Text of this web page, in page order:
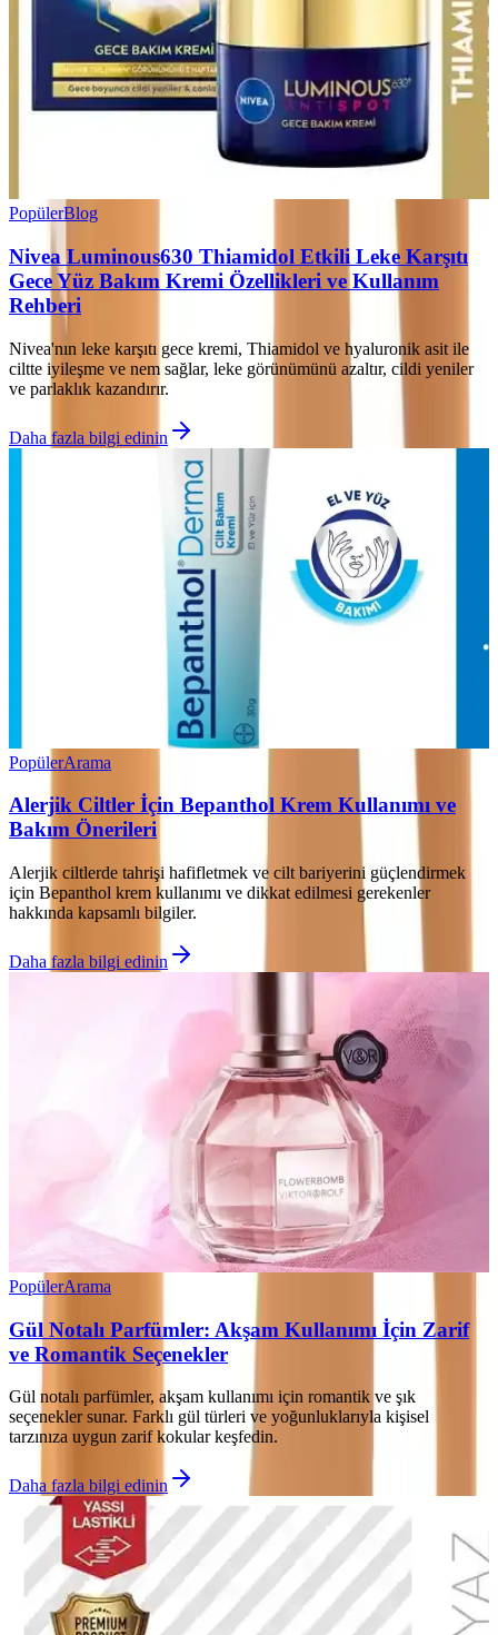
PopülerBlog
Nivea Luminous630 Thiamidol Etkili Leke Karşıtı
Gece Yüz Bakım Kremi Özellikleri ve Kullanım
Rehberi
Nivea'nın leke karşıtı gece kremi, Thiamidol ve hyaluronik asit ile
ciltte iyileşme ve nem sağlar, leke görünümünü azaltır, cildi yeniler
ve parlaklık kazandırır.
Daha fazla bilgi edinin
PopülerArama
Alerjik Ciltler İçin Bepanthol Krem Kullanımı ve
Bakım Önerileri
Alerjik ciltlerde tahrişi hafifletmek ve cilt bariyerini güçlendirmek
için Bepanthol krem kullanımı ve dikkat edilmesi gerekenler
hakkında kapsamlı bilgiler.
Daha fazla bilgi edinin
PopülerArama
Gül Notalı Parfümler: Akşam Kullanımı İçin Zarif
ve Romantik Seçenekler
Gül notalı parfümler, akşam kullanımı için romantik ve şık
seçenekler sunar. Farklı gül türleri ve yoğunluklarıyla kişisel
tarzınıza uygun zarif kokular keşfedin.
Daha fazla bilgi edinin